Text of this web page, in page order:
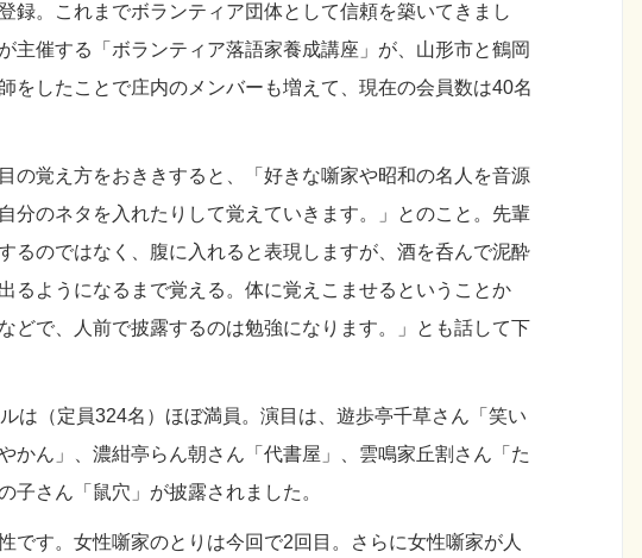
録。これまでボランティア団体として信頼を築いてきまし
主催する「ボランティア落語家養成講座」が、山形市と鶴岡
をしたことで庄内のメンバーも増えて、現在の会員数は40名
の覚え方をおききすると、「好きな噺家や昭和の名人を音源
分のネタを入れたりして覚えていきます。」とのこと。先輩
るのではなく、腹に入れると表現しますが、酒を呑んで泥酔
るようになるまで覚える。体に覚えこませるということか
どで、人前で披露するのは勉強になります。」とも話して下
は（定員324名）ほぼ満員。演目は、遊歩亭千草さん「笑い
かん」、濃紺亭らん朝さん「代書屋」、雲鳴家丘割さん「た
子さん「鼠穴」が披露されました。
です。女性噺家のとりは今回で2回目。さらに女性噺家が人